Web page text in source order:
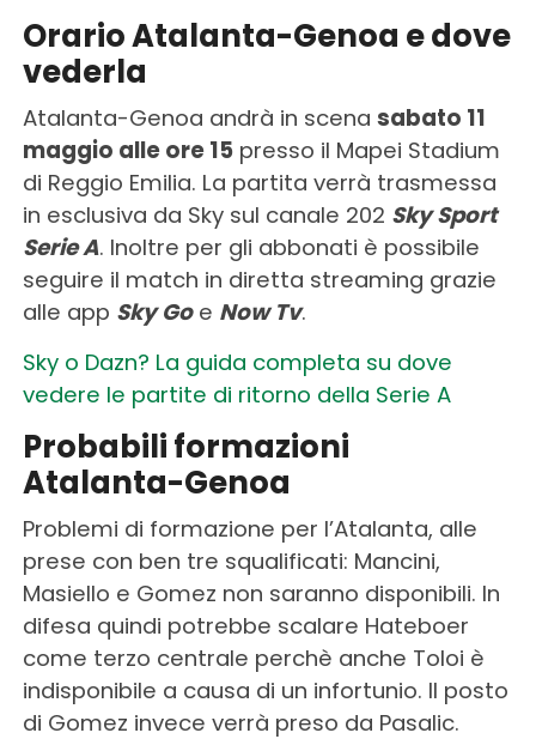
Orario Atalanta-Genoa e dove
vederla
Atalanta-Genoa andrà in scena sabato 11
maggio alle ore 15presso il Mapei Stadium
di Reggio Emilia. La partita verrà trasmessa
in esclusiva da Sky sul canale 202 Sky Sport
Serie A. Inoltre per gli abbonati è possibile
seguire il match in diretta streaming grazie
alle app Sky Goe Now Tv.
Sky o Dazn? La guida completa su dove
vedere le partite di ritorno della Serie A
Probabili formazioni
Atalanta-Genoa
Problemi di formazione per l’Atalanta, alle
prese con ben tre squalificati: Mancini,
Masiello e Gomez non saranno disponibili. In
difesa quindi potrebbe scalare Hateboer
come terzo centrale perchè anche Toloi è
indisponibile a causa di un infortunio. Il posto
di Gomez invece verrà preso da Pasalic.